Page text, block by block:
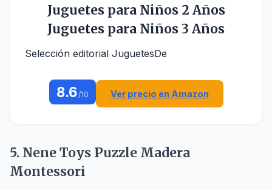
Juguetes para Niños 2 Años
Juguetes para Niños 3 Años
Selección editorial JuguetesDe
8.6 /10 Ver precio en Amazon
5. Nene Toys Puzzle Madera
Montessori